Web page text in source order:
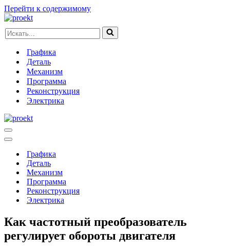
Перейти к содержимому
Искать...
Графика
Деталь
Механизм
Программа
Реконструкция
Электрика
Меню
навигации
Меню
навигацииГрафика
Деталь
Механизм
Программа
Реконструкция
Электрика
Как частотный преобразователь
регулирует обороты двигателя